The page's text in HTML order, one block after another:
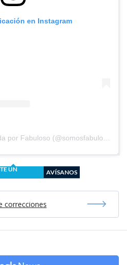
en Instagram
UN
AVÍSANOS
correcciones